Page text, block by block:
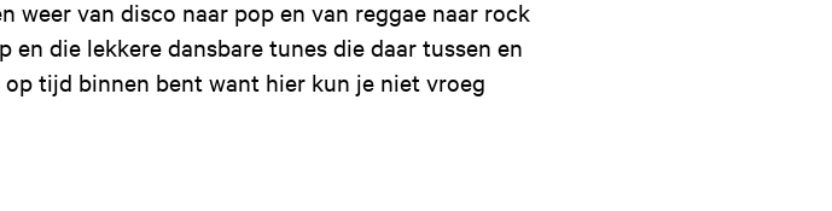
weer van disco naar pop en van reggae naar rock
en die lekkere dansbare tunes die daar tussen en
tijd binnen bent want hier kun je niet vroeg